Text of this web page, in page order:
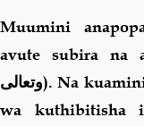
Muumini
avute subira na
وتعالى). Na
wa kuthibitisha